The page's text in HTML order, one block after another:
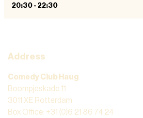
20:30 - 22:30
Address
Comedy Club Haug
Boompjeskade 11
3011 XE Rotterdam
Box Office: +31 (0)6 21 86 74 24